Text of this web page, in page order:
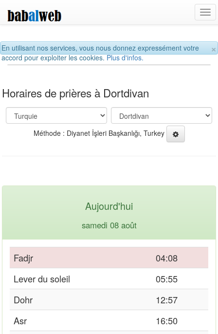
×
En utilisant nos services, vous nous donnez expressément votre
accord pour exploiter les cookies.Plus d'infos.
Horaires de prières à Dortdivan
Méthode : Diyanet İşleri Başkanlığı, Turkey
Aujourd'hui
samedi 08 août
Fadjr
04:08
Lever du soleil
05:55
Dohr
12:57
Asr
16:50